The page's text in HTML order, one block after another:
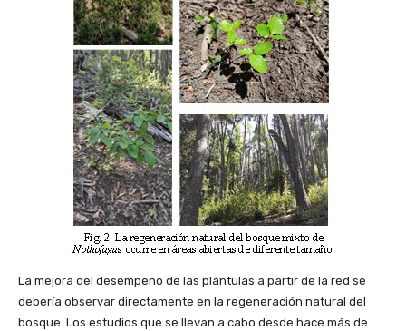
La mejora del desempeño de las plántulas a partir de la red se
debería observar directamente en la regeneración natural del
bosque. Los estudios que se llevan a cabo desde hace más de